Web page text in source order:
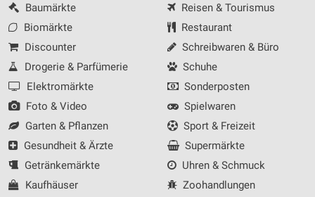
Baumärkte
Biomärkte
Discounter
Drogerie & Parfümerie
Elektromärkte
Foto & Video
Garten & Pflanzen
Gesundheit & Ärzte
Getränkemärkte
Kaufhäuser
Reisen & Tourismus
Restaurant
Schreibwaren & Büro
Schuhe
Sonderposten
Spielwaren
Sport & Freizeit
Supermärkte
Uhren & Schmuck
Zoohandlungen